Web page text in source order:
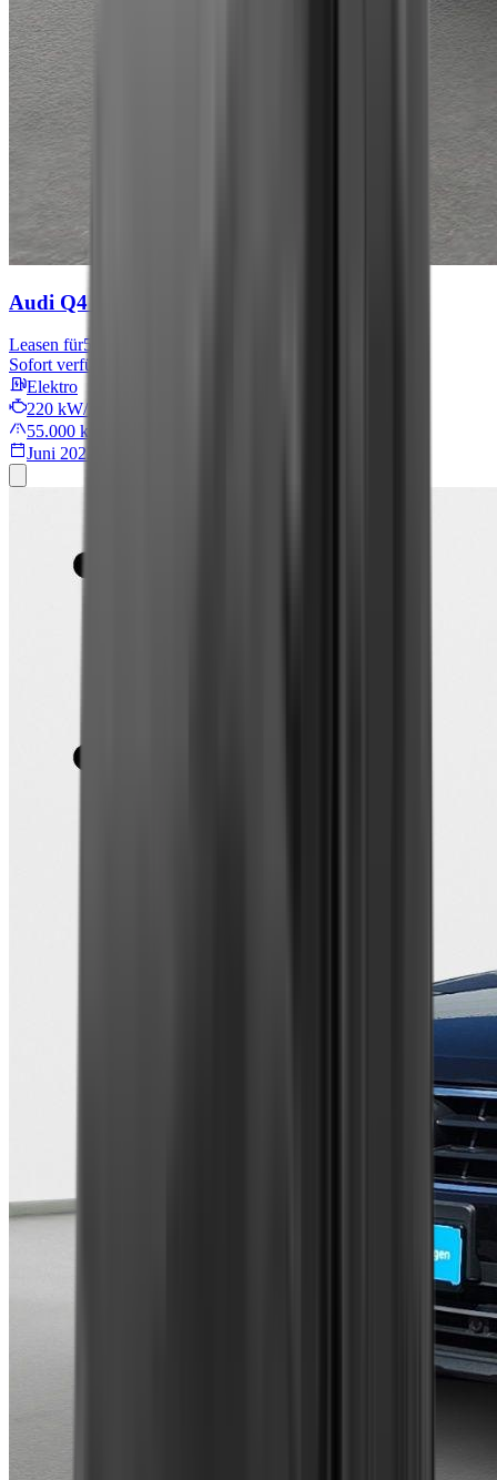
Audi Q4 e-tron
Leasen für567 € mtl.
Sofort verfügbar
Elektro
220 kW/299 PS
55.000 km
Juni 2022